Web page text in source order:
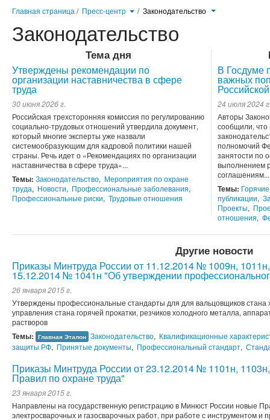
Главная страница / Пресс-центр / Законодательство
Законодательство
Тема дня
Утверждены рекомендации по
организации наставничества в сфере
труда
30 июня 2026 г.
Российская трехсторонняя комиссия по регулированию
социально-трудовых отношений утвердила документ,
который многие эксперты уже назвали
системообразующим для кадровой политики нашей
страны. Речь идет о «Рекомендациях по организации
наставничества в сфере труда»...
Темы: Законодательство, Мероприятия по охране
труда, Новости, Профессиональные заболевания,
Профессиональные риски, Трудовые отношения
В Госдуме
важных
24 июля 2024
Авторы
сообщили,
полномочий
занятости по
выполнением
соглашениям...
Темы:
публикации,
Проекты,
отношения,
Другие новости
Приказы Минтруда России от 11.12.2014 № 1009н,
15.12.2014 № 1041н "Об утверждении
26 января 2015 г.
Утверждены профессиональные стандарты для для вальцовщиков стана
управления стана горячей прокатки, резчиков холодного металла,
растворов
Темы: Главная Эталон Законодательство, Квалификационные
защиты РФ, Принятые документы, Профессиональный стандарт,
Приказы Минтруда России от 23.12.2014 № 1101н,
Правил по охране труда"
23 января 2015 г.
Направлены на государственную регистрацию в Минюст России новые
электросварочных и газосварочных работ, при работе с инструментом и